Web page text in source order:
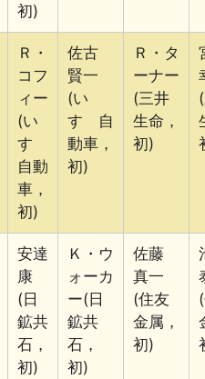
初)
Ｒ・
コフ
ィー
(い
すゞ
自動
車，
初)
佐古
賢一
(い
すゞ自
動車，
初)
Ｒ・タ
ーナー
(三井
生命，
初)
安達
康
(日
鉱共
石，
初)
Ｋ・ウ
ォーカ
ー(日
鉱共
石，
初)
佐藤
真一
(住友
金属，
初)